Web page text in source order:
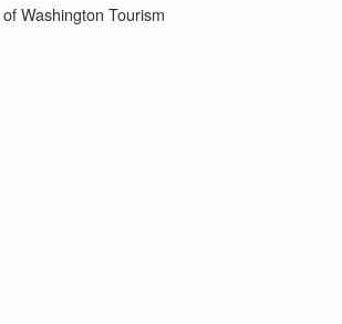
Washington Tourism